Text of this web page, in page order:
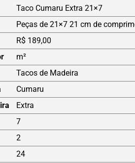
Taco Cumaru Extra 21×7
Peças de 21×7 21 cm de
R$ 189,00
m²
Tacos de Madeira
Cumaru
Extra
7
2
24